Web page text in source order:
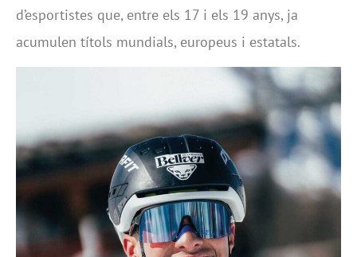
d’esportistes que, entre els 17 i els 19 anys, ja
acumulen títols mundials, europeus i estatals.